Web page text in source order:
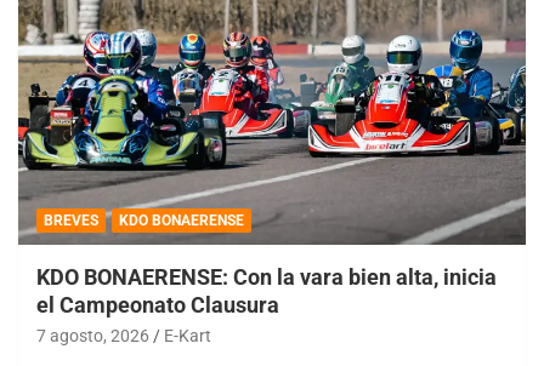
BREVES KDO BONAERENSE
KDO BONAERENSE: Con la vara bien alta, inicia
el Campeonato Clausura
7 agosto, 2026 E-Kart